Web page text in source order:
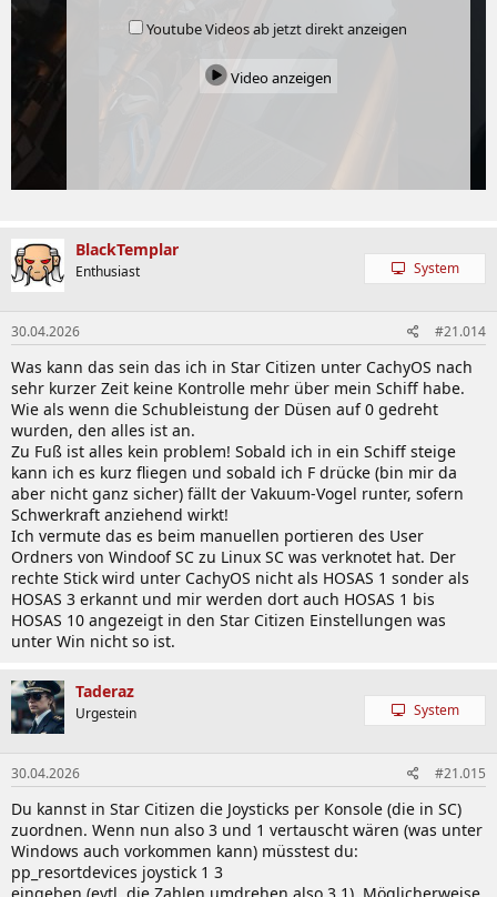
Youtube Videos ab jetzt direkt anzeigen
Video anzeigen
BlackTemplar
Enthusiast System
30.04.2026 #21.014
Was kann das sein das ich in Star Citizen unter CachyOS nach
sehr kurzer Zeit keine Kontrolle mehr über mein Schiff habe.
Wie als wenn die Schubleistung der Düsen auf 0 gedreht
wurden, den alles ist an.
Zu Fuß ist alles kein problem! Sobald ich in ein Schiff steige
kann ich es kurz fliegen und sobald ich F drücke (bin mir da
aber nicht ganz sicher) fällt der Vakuum-Vogel runter, sofern
Schwerkraft anziehend wirkt!
Ich vermute das es beim manuellen portieren des User
Ordners von Windoof SC zu Linux SC was verknotet hat. Der
rechte Stick wird unter CachyOS nicht als HOSAS 1 sonder als
HOSAS 3 erkannt und mir werden dort auch HOSAS 1 bis
HOSAS 10 angezeigt in den Star Citizen Einstellungen was
unter Win nicht so ist.
Taderaz
Urgestein System
30.04.2026 #21.015
Du kannst in Star Citizen die Joysticks per Konsole (die in SC)
zuordnen. Wenn nun also 3 und 1 vertauscht wären (was unter
Windows auch vorkommen kann) müsstest du:
pp_resortdevices joystick 1 3